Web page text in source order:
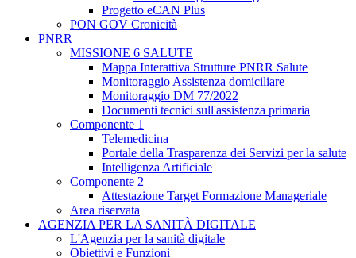
Progetto eCAN Plus
PON GOV Cronicità
PNRR
MISSIONE 6 SALUTE
Mappa Interattiva Strutture PNRR Salute
Monitoraggio Assistenza domiciliare
Monitoraggio DM 77/2022
Documenti tecnici sull'assistenza primaria
Componente 1
Telemedicina
Portale della Trasparenza dei Servizi per la salute
Intelligenza Artificiale
Componente 2
Attestazione Target Formazione Manageriale
Area riservata
AGENZIA PER LA SANITÀ DIGITALE
L'Agenzia per la sanità digitale
Obiettivi e Funzioni